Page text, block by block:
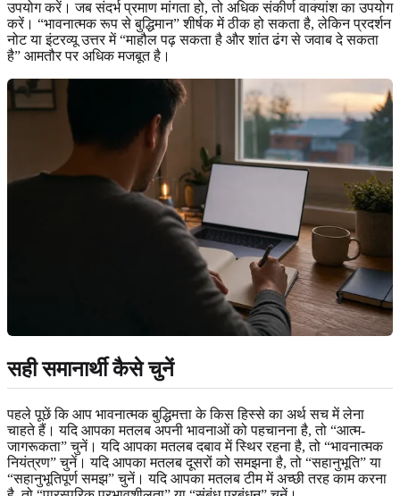
उपयोग करें। जब संदर्भ प्रमाण मांगता हो, तो अधिक संकीर्ण वाक्यांश का उपयोग
करें। “भावनात्मक रूप से बुद्धिमान” शीर्षक में ठीक हो सकता है, लेकिन प्रदर्शन
नोट या इंटरव्यू उत्तर में “माहौल पढ़ सकता है और शांत ढंग से जवाब दे सकता
है” आमतौर पर अधिक मजबूत है।
सही समानार्थी कैसे चुनें
पहले पूछें कि आप भावनात्मक बुद्धिमत्ता के किस हिस्से का अर्थ सच में लेना
चाहते हैं। यदि आपका मतलब अपनी भावनाओं को पहचानना है, तो “आत्म-
जागरूकता” चुनें। यदि आपका मतलब दबाव में स्थिर रहना है, तो “भावनात्मक
नियंत्रण” चुनें। यदि आपका मतलब दूसरों को समझना है, तो “सहानुभूति” या
“सहानुभूतिपूर्ण समझ” चुनें। यदि आपका मतलब टीम में अच्छी तरह काम करना